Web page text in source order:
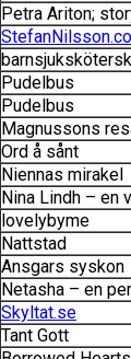
Petra Ariton;
Pudelbus
Pudelbus
Magnussons
Ord å sånt
Niennas mirakel
Nina Lindh – en
lovelybyme
Nattstad
Ansgars syskon
Netasha – en
Skyltat.se
Tant Gott